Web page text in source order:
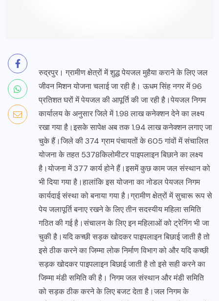
रुद्रपुर। ग्रामीण क्षेत्रों में शुद्ध पेयजल मुहैया कराने के लिए जल
जीवन मिशन योजना चलाई जा रही है। ऊधम सिंह नगर में 96
प्रतिशत घरों में पेयजल की आपूर्ति की जा रही है।पेयजल निगम
कार्यालय के अनुसार जिले में 1.98 लाख कनेक्शन देने का लक्ष्य
रखा गया है।इसके सापेक्ष अब तक 1.94 लाख कनेक्शन लगाए जा
चुके हैं।जिले की 374 ग्राम पंचायतों के 605 गांवों में संचालित
योजना के तहत 5378किलोमीटर पाइपलाइन बिछाने का लक्ष्य
है।योजना में 377 कार्य होने हैं।इसमें कुछ काम जल संस्थान को
भी दिया गया है।हालांकि इस योजना का नोडल पेयजल निगम
कार्यदाई संस्था को बनाया गया है।ग्रामीण क्षेत्रों में सुचारू रूप से
पेय जलापूर्ति बनाए रखने के लिए तीन सदस्यीय महिला समिति
गठित की गई है।संचालन के लिए इन महिलाओं को ट्रेनिंग भी जा
चुकी है।यदि कच्छी सड़क खोदकर पाइपलाइन बिछाई जाती है तो
इसे ठीक करने का जिम्मा लोक निर्माण विभाग को और यदि कच्छी
सड़क खोदकर पाइपलाइन बिछाई जाती है तो इसे सही करने का
जिम्मा मंडी समिति की है। निगम जल संस्थान और मंडी समिति
को सड़क ठीक करने के लिए बजट देता है।जल निगम के